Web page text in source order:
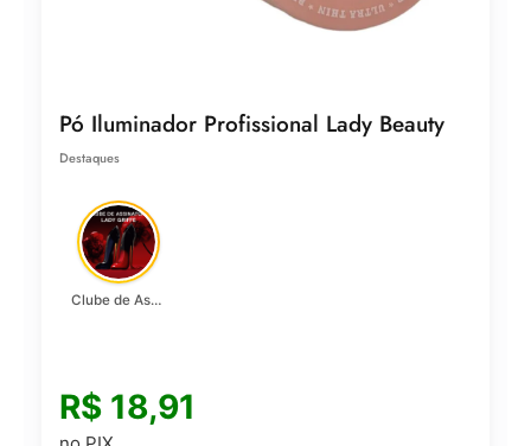
Pó Iluminador Profissional Lady Beauty
Destaques
Clube de Assinatura Lady Griffe
R$ 18,91